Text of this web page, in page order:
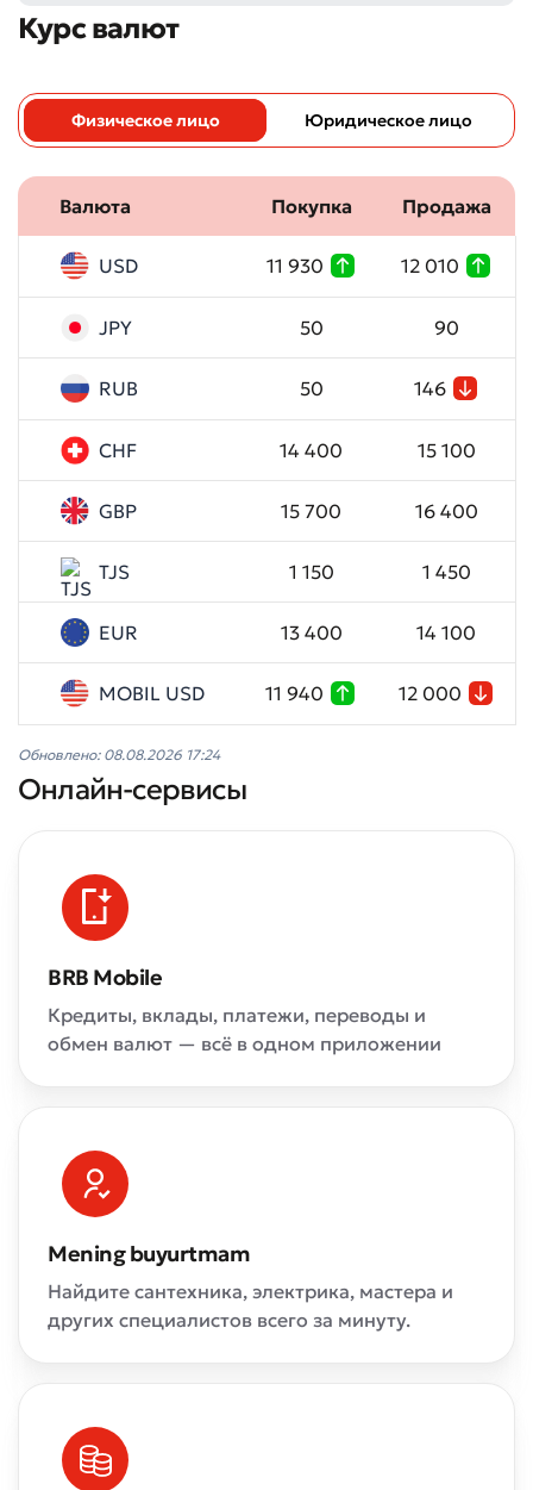
Отправить
Отправить
Курс валют
Физическое лицо Юридическое лицо
Валюта Покупка Продажа
USD 11 930 12 010
JPY 50 90
RUB 50 146
CHF 14 400 15 100
GBP 15 700 16 400
TJS 1 150 1 450
EUR 13 400 14 100
MOBIL USD 11 940 12 000
Обновлено: 08.08.2026 17:24
Онлайн-сервисы
BRB Mobile
Кредиты, вклады, платежи, переводы и
обмен валют — всё в одном приложении
Mening buyurtmam
Найдите сантехника, электрика, мастера и
других специалистов всего за минуту.